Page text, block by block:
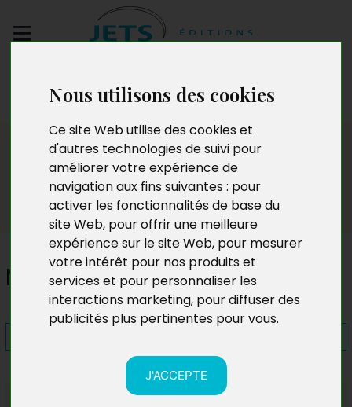
Nous utilisons des cookies
Ce site Web utilise des cookies et
d'autres technologies de suivi pour
améliorer votre expérience de
navigation aux fins suivantes : pour
activer les fonctionnalités de base du
site Web, pour offrir une meilleure
expérience sur le site Web, pour mesurer
votre intérêt pour nos produits et
services et pour personnaliser les
interactions marketing, pour diffuser des
publicités plus pertinentes pour vous.
J'ACCEPTE
manuscrit
Presse
Magali